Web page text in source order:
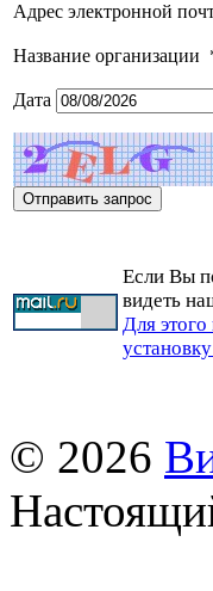
Адрес электронной
Название организации
Дата
Если Вы
видеть
Для этого
© 2026